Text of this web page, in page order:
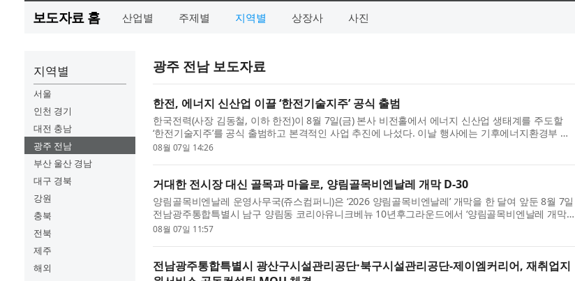
보도자료 홈 산업별 주제별 지역별 상장사 사진
지역별
서울
인천 경기
대전 충남
광주 전남
부산 울산 경남
대구 경북
강원
충북
전북
제주
해외
광주 전남 보도자료
한전, 에너지 신산업 이끌 ‘한전기술지주’ 공식 출범
한국전력(사장 김동철, 이하 한전)이 8월 7일(금) 본사 비전홀에서 에너지 신산업 생태계를 주도할
‘한전기술지주’를 공식 출범하고 본격적인 사업 추진에 나섰다. 이날 행사에는 기후에너지환경부 김
성환 장관, 더불어민주당 신정훈 의원과 정진욱 의원, 전남광주통...
08월 07일 14:26
거대한 전시장 대신 골목과 마을로, 양림골목비엔날레 개막 D-30
양림골목비엔날레 운영사무국(쥬스컴퍼니)은 ‘2026 양림골목비엔날레’ 개막을 한 달여 앞둔 8월 7일
전남광주통합특별시 남구 양림동 코리아유니크베뉴 10년후그라운드에서 ‘양림골목비엔날레 개막
D-30 총회’를 개최하고 축제 준비를 본격화했다. 추진·기획위원, 참...
08월 07일 11:57
전남광주통합특별시 광산구시설관리공단·북구시설관리공단-제이엠커리어, 재취업지